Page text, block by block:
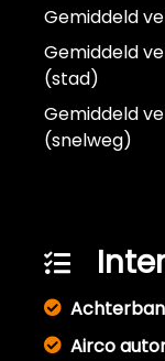
Gemiddeld
Gemiddeld
(stad)
Gemiddeld
(snelweg)
Airco